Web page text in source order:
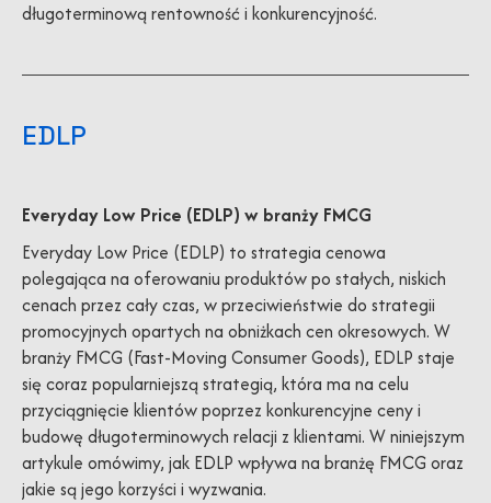
długoterminową rentowność i konkurencyjność.
EDLP
Everyday Low Price (EDLP) w branży FMCG
Everyday Low Price (EDLP) to strategia cenowa
polegająca na oferowaniu produktów po stałych, niskich
cenach przez cały czas, w przeciwieństwie do strategii
promocyjnych opartych na obniżkach cen okresowych. W
branży FMCG (Fast-Moving Consumer Goods), EDLP staje
się coraz popularniejszą strategią, która ma na celu
przyciągnięcie klientów poprzez konkurencyjne ceny i
budowę długoterminowych relacji z klientami. W niniejszym
artykule omówimy, jak EDLP wpływa na branżę FMCG oraz
jakie są jego korzyści i wyzwania.